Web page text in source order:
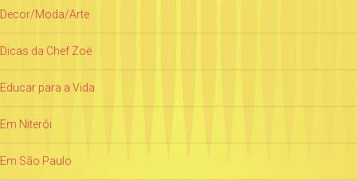
Decor/Moda/Arte
Dicas da Chef Zoë
Educar para a Vida
Em Niterói
Em São Paulo